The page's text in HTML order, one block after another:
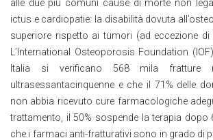
alle due più comuni cause di morte non
ictus e cardiopatie: la disabilità dovuta
superiore rispetto ai tumori (ad eccezione di
L’International Osteoporosis Foundation
Italia si verificano 568 mila fratture
ultrasessantacinquenne e che il 71% delle
non abbia ricevuto cure farmacologiche
trattamento, il 50% sospende la terapia dopo
che i farmaci anti-fratturativi sono in grado di